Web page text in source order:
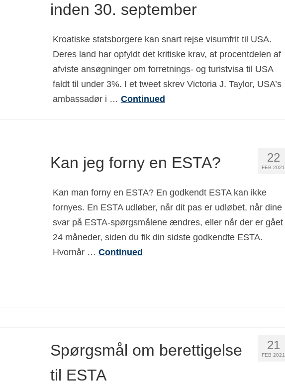
inden 30. september
Kroatiske statsborgere kan snart rejse visumfrit til USA.
Deres land har opfyldt det kritiske krav, at procentdelen af
afviste ansøgninger om forretnings- og turistvisa til USA
faldt til under 3%. I et tweet skrev Victoria J. Taylor, USA’s
ambassadør i … Continued
22
FEB 2021
Kan jeg forny en ESTA?
Kan man forny en ESTA? En godkendt ESTA kan ikke
fornyes. En ESTA udløber, når dit pas er udløbet, når dine
svar på ESTA-spørgsmålene ændres, eller når der er gået
24 måneder, siden du fik din sidste godkendte ESTA.
Hvornår … Continued
21
FEB 2021
Spørgsmål om berettigelse
til ESTA